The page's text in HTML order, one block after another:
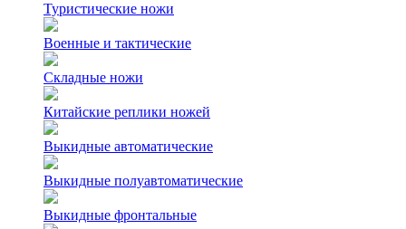
Туристические ножи
Военные и тактические
Складные ножи
Китайские реплики ножей
Выкидные автоматические
Выкидные полуавтоматические
Выкидные фронтальные